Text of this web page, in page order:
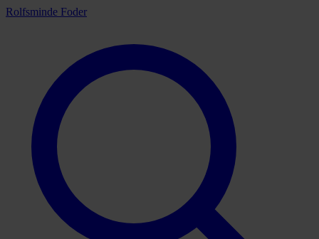
Rolfsminde Foder